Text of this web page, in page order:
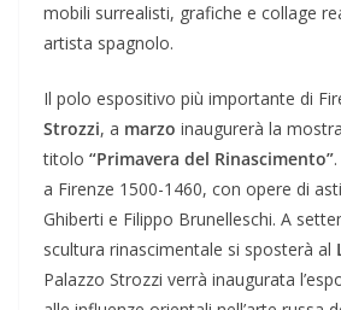
mobili surrealisti, grafiche e collage
artista spagnolo.
Il polo espositivo più importante di
Strozzi, a marzo inaugurerà la
titolo “Primavera del Rinascimento”
a Firenze 1500-1460, con opere di
Ghiberti e Filippo Brunelleschi. A
scultura rinascimentale si sposterà al
Palazzo Strozzi verrà inaugurata